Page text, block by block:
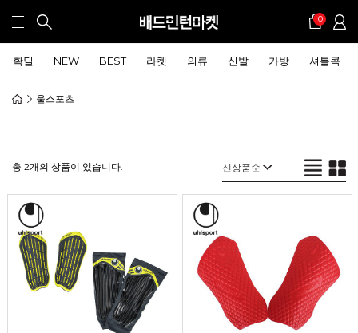
0
확딜 NEW BEST 라켓 의류 신발 가방 셔틀콕
울스포츠
총 2개의 상품이 있습니다.